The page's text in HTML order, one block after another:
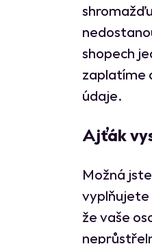
shopech
zaplatíme
údaje.
Ajťák
Možná
vyplňujete
že vaše